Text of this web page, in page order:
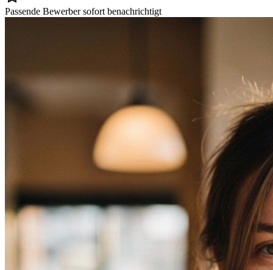
Passende Bewerber sofort benachrichtigt